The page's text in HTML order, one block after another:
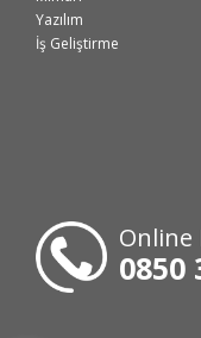
Yazılım
İş Geliştirme
Online
0850